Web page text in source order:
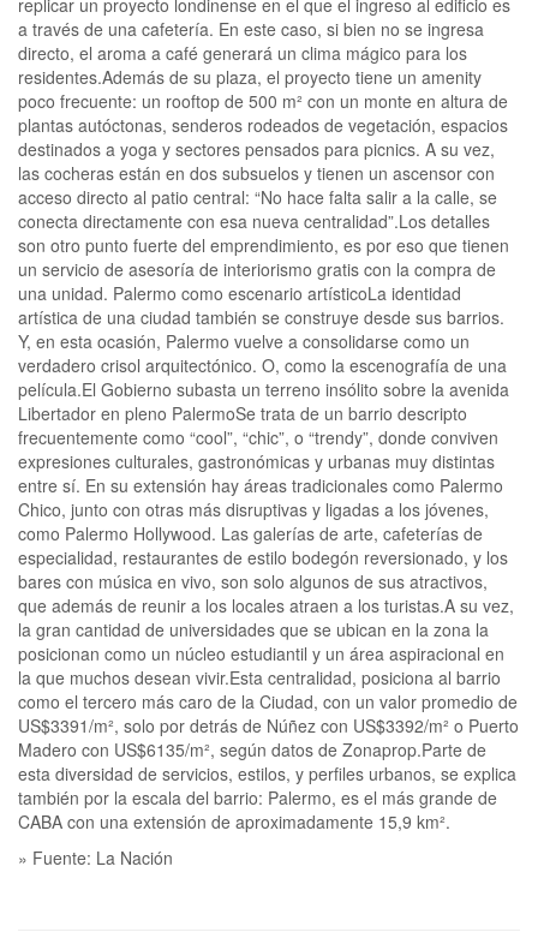
replicar un proyecto londinense en el que el ingreso al edificio es
a través de una cafetería. En este caso, si bien no se ingresa
directo, el aroma a café generará un clima mágico para los
residentes.Además de su plaza, el proyecto tiene un amenity
poco frecuente: un rooftop de 500 m² con un monte en altura de
plantas autóctonas, senderos rodeados de vegetación, espacios
destinados a yoga y sectores pensados para picnics. A su vez,
las cocheras están en dos subsuelos y tienen un ascensor con
acceso directo al patio central: “No hace falta salir a la calle, se
conecta directamente con esa nueva centralidad”.Los detalles
son otro punto fuerte del emprendimiento, es por eso que tienen
un servicio de asesoría de interiorismo gratis con la compra de
una unidad. Palermo como escenario artísticoLa identidad
artística de una ciudad también se construye desde sus barrios.
Y, en esta ocasión, Palermo vuelve a consolidarse como un
verdadero crisol arquitectónico. O, como la escenografía de una
película.El Gobierno subasta un terreno insólito sobre la avenida
Libertador en pleno PalermoSe trata de un barrio descripto
frecuentemente como “cool”, “chic”, o “trendy”, donde conviven
expresiones culturales, gastronómicas y urbanas muy distintas
entre sí. En su extensión hay áreas tradicionales como Palermo
Chico, junto con otras más disruptivas y ligadas a los jóvenes,
como Palermo Hollywood. Las galerías de arte, cafeterías de
especialidad, restaurantes de estilo bodegón reversionado, y los
bares con música en vivo, son solo algunos de sus atractivos,
que además de reunir a los locales atraen a los turistas.A su vez,
la gran cantidad de universidades que se ubican en la zona la
posicionan como un núcleo estudiantil y un área aspiracional en
la que muchos desean vivir.Esta centralidad, posiciona al barrio
como el tercero más caro de la Ciudad, con un valor promedio de
US$3391/m², solo por detrás de Núñez con US$3392/m² o Puerto
Madero con US$6135/m², según datos de Zonaprop.Parte de
esta diversidad de servicios, estilos, y perfiles urbanos, se explica
también por la escala del barrio: Palermo, es el más grande de
CABA con una extensión de aproximadamente 15,9 km².
» Fuente: La Nación